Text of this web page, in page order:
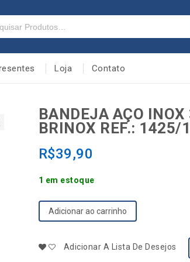
Loja Contato
BANDEJA AÇO
BRINOX REF.: 1425/
R$39,90
1 em estoque
Adicionar ao carrinho
Adicionar A Lista De Desejos